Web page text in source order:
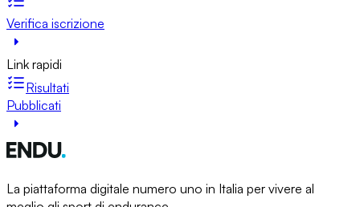
Verifica iscrizione
Link rapidi
Risultati
Pubblicati
La piattaforma digitale numero uno in Italia per vivere al